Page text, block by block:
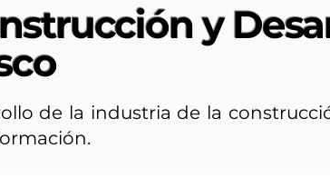
y
de la industria de la